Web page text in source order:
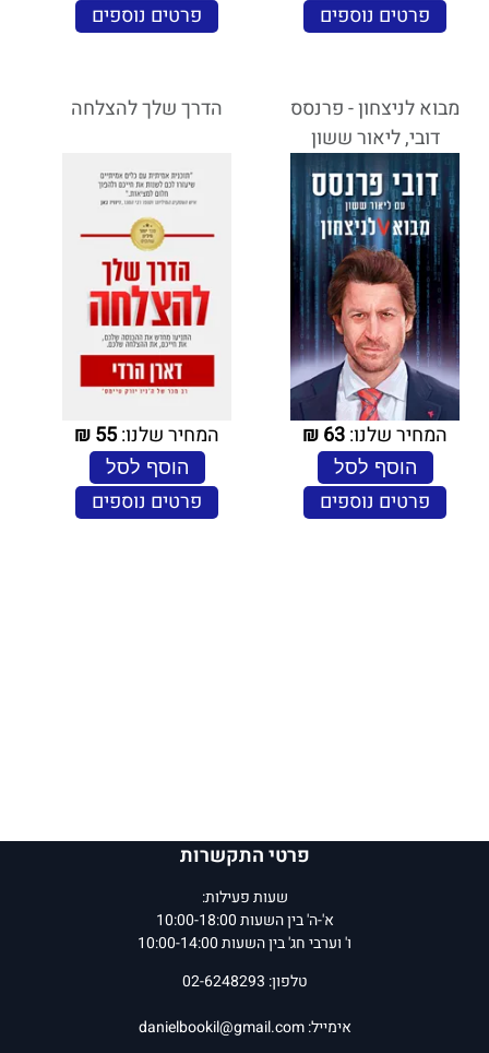
פרטים נוספים פרטים נוספים
מבוא לניצחון - פרנסס
דובי, ליאור ששון
המחיר שלנו:63
₪
הוסף לסל
פרטים נוספים
הדרך שלך להצלחה
המחיר שלנו:55
₪
הוסף לסל
פרטים נוספים
פרטי התקשרות
שעות פעילות:
א'-ה' בין השעות 10:00-18:00
ו' וערבי חג' בין השעות 10:00-14:00
טלפון: 02-6248293
אימייל:danielbookil@gmail.com